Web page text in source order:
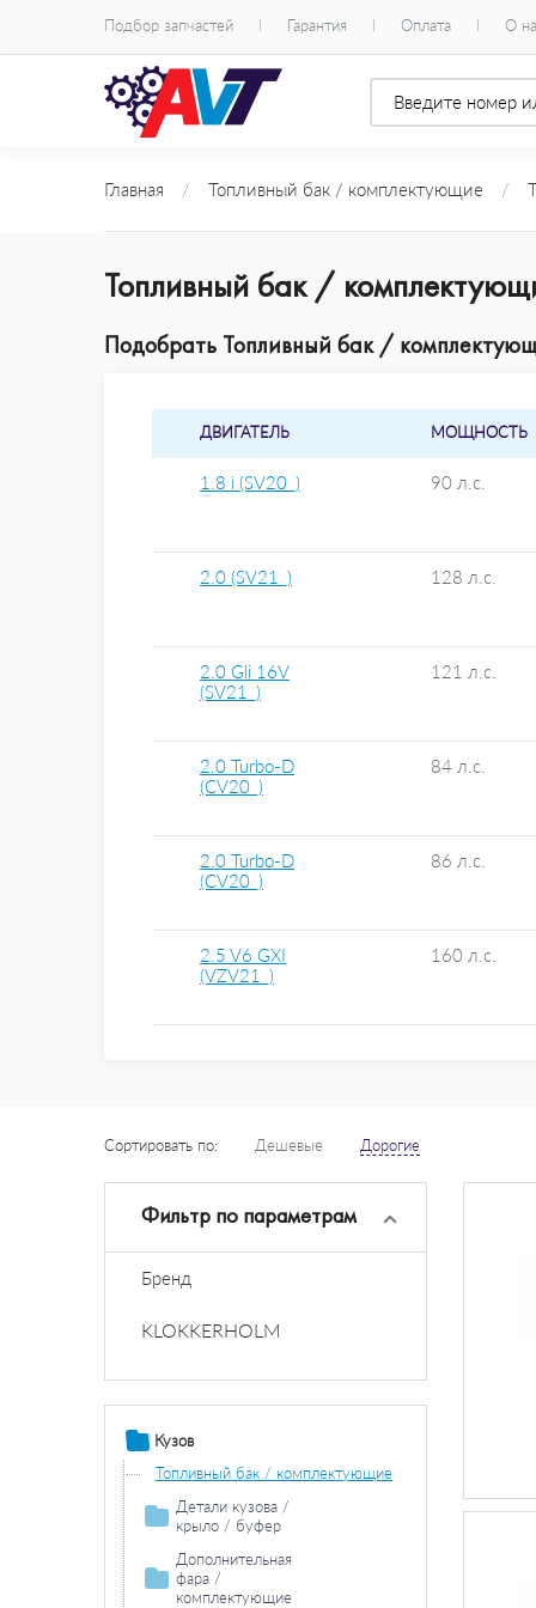
Подбор запчастей Гарантия Оплата О
Главная / Топливный бак / комплектующие /
Топливный бак /
Подобрать Топливный бак /
ДВИГАТЕЛЬ МОЩНОСТЬ
1.8 i (SV20_) 90 л.с.
2.0 (SV21_) 128 л.с.
2.0 Gli 16V
(SV21_)
121 л.с.
2.0 Turbo-D
(CV20_)
84 л.с.
2.0 Turbo-D
(CV20_)
86 л.с.
2.5 V6 GXI
(VZV21_)
160 л.с.
Сортировать по: Дешевые Дорогие
Фильтр по параметрам
Бренд
KLOKKERHOLM
Кузов
Топливный бак / комплектующие
Детали кузова /
крыло / буфер
Колесная ниша
Боковина
Дополнительная
фара /
комплектующие